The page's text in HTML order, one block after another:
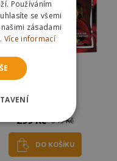
Harašeníčko
299 Kč 349 Kč
DO KOŠÍKU
Používáním
se všemi
zásadami
Více informací